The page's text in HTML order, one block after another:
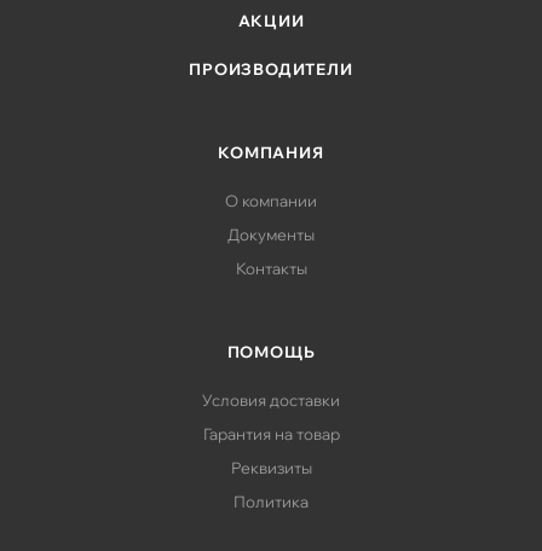
АКЦИИ
ПРОИЗВОДИТЕЛИ
КОМПАНИЯ
О компании
Документы
Контакты
ПОМОЩЬ
Условия доставки
Гарантия на товар
Реквизиты
Политика